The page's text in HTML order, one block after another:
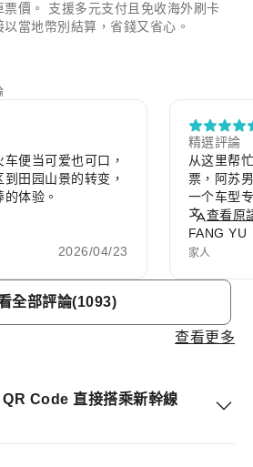
票價。 支援多元支付且免收海外刷卡
當地幣別結算，省錢又省心。
便当可爱也可口，
田园山景的转变，
体验。
2026/04/23
精選評論
从这里帮
票，阿苏
一个车型
爱，有一
查看原
FANG YU
家人
全部評論(1093)
查看更多
Code 直接搭乘新幹線